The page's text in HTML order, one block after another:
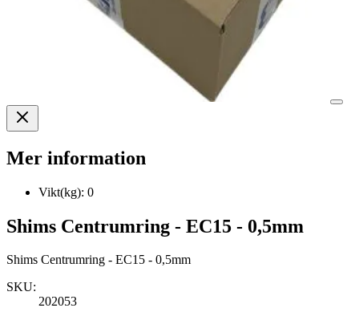
Mer information
Vikt(kg): 0
Shims Centrumring - EC15 - 0,5mm
Shims Centrumring - EC15 - 0,5mm
SKU:
202053